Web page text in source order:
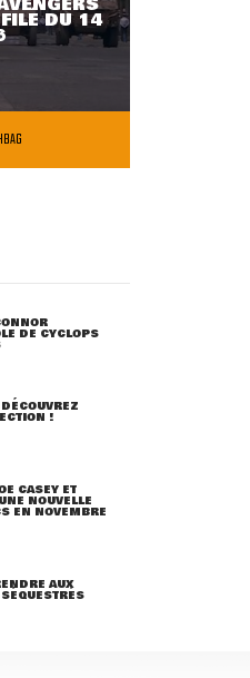
DU 14
DE CYCLOPS
!
CASEY ET
NOUVELLE
EN NOVEMBRE
AUX